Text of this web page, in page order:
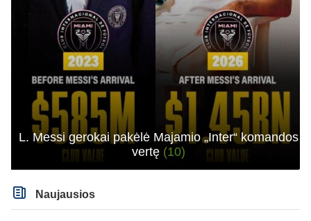
L. Messi gerokai pakėlė Majamio „Inter“ komandos
vertę (10)
Naujausios